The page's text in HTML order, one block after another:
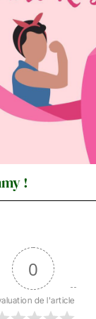
!
0
de l'article